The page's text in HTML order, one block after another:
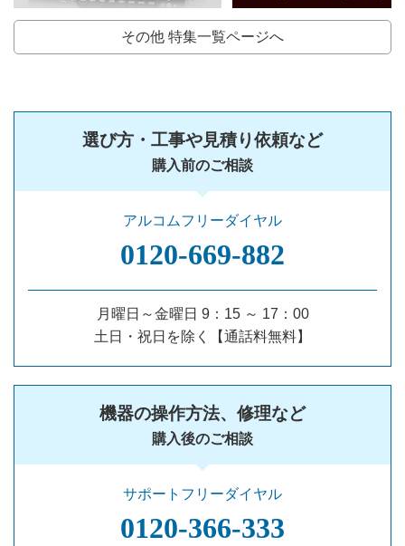
その他 特集一覧ページへ
選び方・工事や見積り依頼など
購入前のご相談
アルコムフリーダイヤル
0120‐669‐882
月曜日～金曜日 9：15 ～ 17：00
土日・祝日を除く【通話料無料】
機器の操作方法、修理など
購入後のご相談
サポートフリーダイヤル
0120‐366‐333